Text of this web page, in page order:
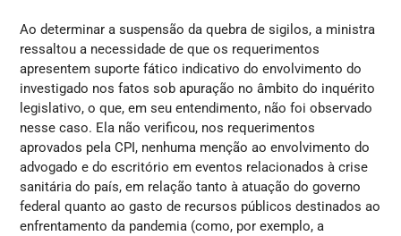
Ao determinar a suspensão da quebra de sigilos, a ministra
ressaltou a necessidade de que os requerimentos
apresentem suporte fático indicativo do envolvimento do
investigado nos fatos sob apuração no âmbito do inquérito
legislativo, o que, em seu entendimento, não foi observado
nesse caso. Ela não verificou, nos requerimentos
aprovados pela CPI, nenhuma menção ao envolvimento do
advogado e do escritório em eventos relacionados à crise
sanitária do país, em relação tanto à atuação do governo
federal quanto ao gasto de recursos públicos destinados ao
enfrentamento da pandemia (como, por exemplo, a